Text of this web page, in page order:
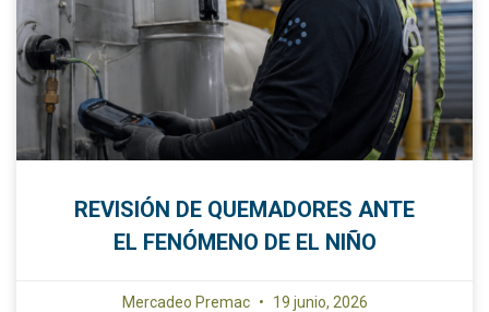
REVISIÓN DE QUEMADORES ANTE
EL FENÓMENO DE EL NIÑO
Mercadeo Premac 19 junio, 2026